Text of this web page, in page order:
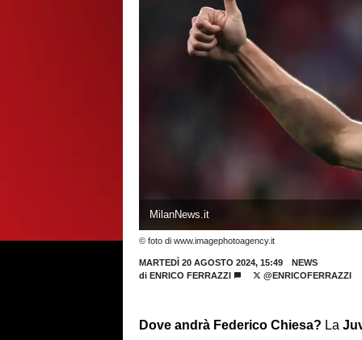
MilanNews.it
© foto di www.imagephotoagency.it
MARTEDÌ 20 AGOSTO 2024, 15:49
NEWS
di ENRICO FERRAZZI @ENRICOFERRAZZI
Dove andrà Federico Chiesa? La